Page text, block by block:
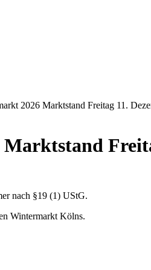
2026 Marktstand Freitag 11.
nach §19 (1) UStG.
Wintermarkt Kölns.